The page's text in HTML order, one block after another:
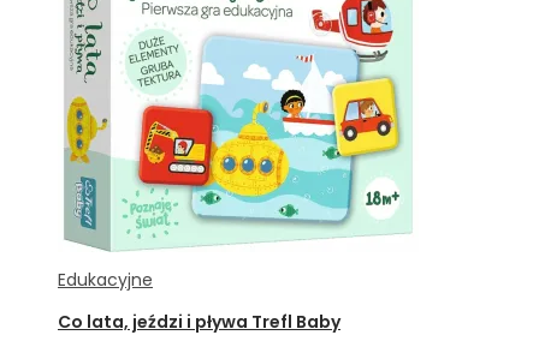
Edukacyjne
Co lata, jeździ i pływa Trefl Baby